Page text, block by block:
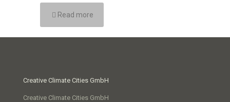
Read more
Creative Climate Cities GmbH
Creative Climate Cities GmbH